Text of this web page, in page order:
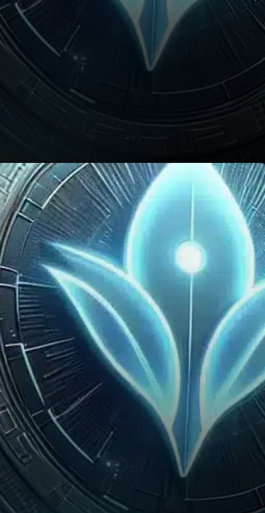
Conclusion : Un Œil Attentif
sur Celestia